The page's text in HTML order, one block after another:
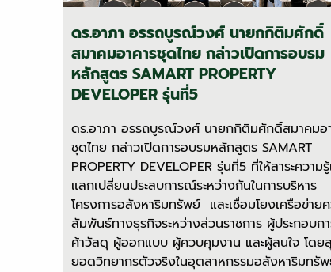
ดร.อาภา อรรถบูรณ์วงศ์ นายกกิติมศักดิ์
สมาคมอาคารชุดไทย กล่าวเปิดการอบรม
หลักสูตร SAMART PROPERTY
DEVELOPER รุ่นที่5
ดร.อาภา อรรถบูรณ์วงศ์ นายกกิติมศักดิ์สมาคมอ
ชุดไทย กล่าวเปิดการอบรมหลักสูตร SAMART
PROPERTY DEVELOPER รุ่นที่5 ที่ให้สาระความ
แลกเปลี่ยนประสบการณ์ระหว่างกันในการบริหาร
โครงการอสังหาริมทรัพย์ และเชื่อมโยงเครือข่าย
สัมพันธ์ทางธุรกิจระหว่างส่วนราชการ ผู้ประกอบก
ค้าวัสดุ ผู้ออกแบบ ผู้ควบคุมงาน และผู้สนใจ โดย
ยอดวิทยากรตัวจริงในอุตสาหกรรมอสังหาริมทรั